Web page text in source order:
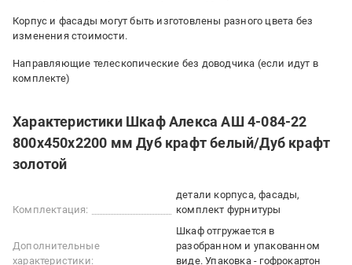
Корпус и фасады могут быть изготовлены разного цвета без
изменения стоимости.
Направляющие телескопические без доводчика (если идут в
комплекте)
Характеристики Шкаф Алекса АШ 4-084-22
800х450х2200 мм Дуб крафт белый/Дуб крафт
золотой
Комплектация:
детали корпуса, фасады,
комплект фурнитуры
Дополнительные
характеристики:
Шкаф отгружается в
разобранном и упакованном
виде. Упаковка - гофрокартон